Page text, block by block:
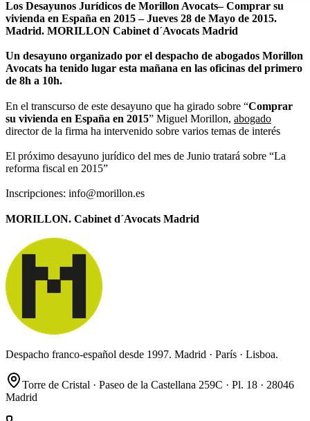
Los Desayunos Jurídicos de Morillon Avocats– Comprar su
vivienda en España en 2015 – Jueves 28 de Mayo de 2015.
Madrid. MORILLON Cabinet d´Avocats Madrid
Un desayuno organizado por el despacho de abogados Morillon
Avocats ha tenido lugar esta mañana en las oficinas del primero
de 8h a 10h.
En el transcurso de este desayuno que ha girado sobre “Comprar
su vivienda en España en 2015” Miguel Morillon, abogado
director de la firma ha intervenido sobre varios temas de interés
El próximo desayuno jurídico del mes de Junio tratará sobre “La
reforma fiscal en 2015”
Inscripciones: info@morillon.es
MORILLON. Cabinet d´Avocats Madrid
Despacho franco-español desde 1997. Madrid · París · Lisboa.
Torre de Cristal · Paseo de la Castellana 259C · Pl. 18 · 28046
Madrid